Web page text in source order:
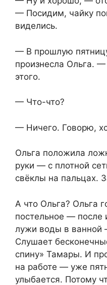
— Посидим, чайку
виделись.
— В прошлую
произнесла Ольга.
этого.
— Что-что?
— Ничего. Говорю,
Ольга положила
руки — с плотной
свёклы на пальцах.
А что Ольга? Ольга
постельное — после
лужи воды в ванной
Слушает
спину» Тамары. И
на работе — уже
улыбается. Потому